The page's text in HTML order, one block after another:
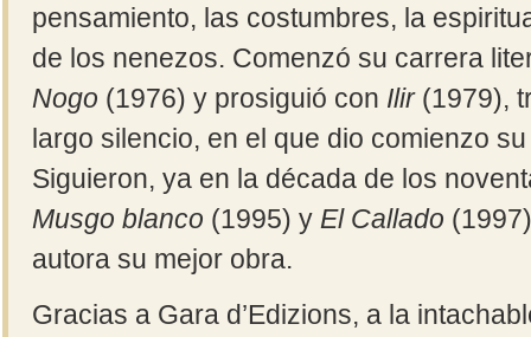
pensamiento, las costumbres, la
de los nenezos. Comenzó su carrera
Nogo (1976) y prosiguió con Ilir(1979),
largo silencio, en el que dio comienzo
Siguieron, ya en la década de los
Musgo blanco (1995) y El Callado
autora su mejor obra.
Gracias a Gara d’Edizions, a la